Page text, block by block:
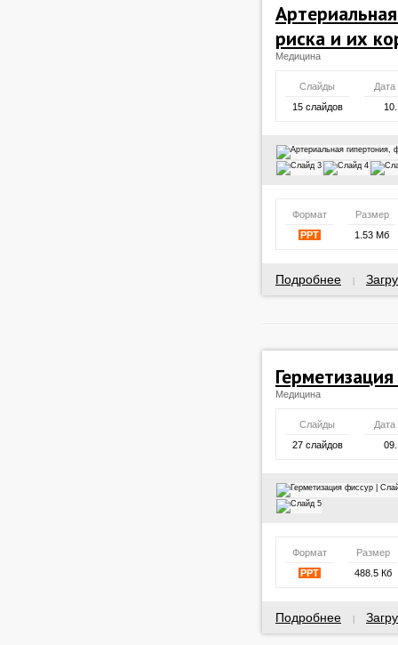
риска и их
Медицина
Слайды
Дата
15 слайдов
Формат
Размер
PPT
1.53 Мб
Подробнее
Медицина
Слайды
Дата
27 слайдов
Формат
Размер
PPT
488.5 Кб
Подробнее